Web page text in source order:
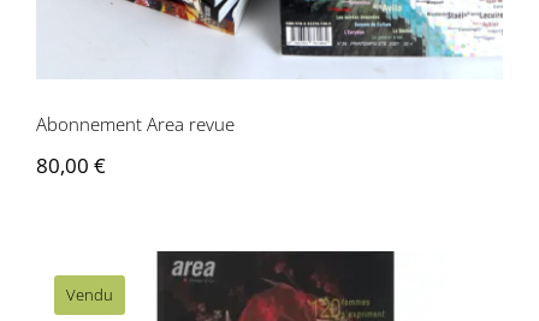
Abonnement Area revue
80,00 €
Vendu